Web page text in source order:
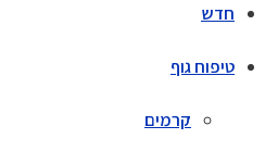
חדש
טיפוח גוף
קרמים